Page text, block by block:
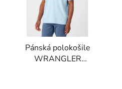
Pánská polokošile
WRANGLER